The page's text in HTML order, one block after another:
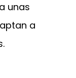
unas
a